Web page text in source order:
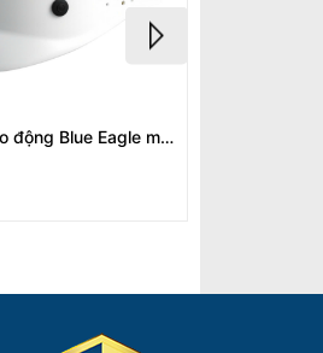
Mũ an toàn lao động Blue Eagle mã BP65